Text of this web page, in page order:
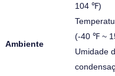
Ambiente
104 ℉)
(-40 ℉ ~
Umidade